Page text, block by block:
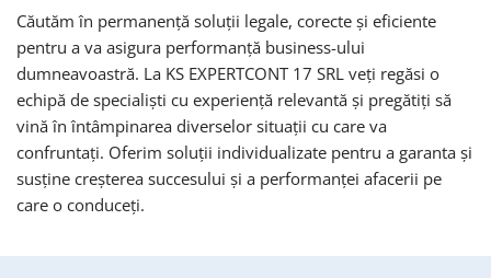
Căutăm în permanență soluții legale, corecte și eficiente
pentru a va asigura performanță business-ului
dumneavoastră. La KS EXPERTCONT 17 SRL veți regăsi o
echipă de specialiști cu experiență relevantă și pregătiți să
vină în întâmpinarea diverselor situații cu care va
confruntați. Oferim soluții individualizate pentru a garanta și
susține creșterea succesului și a performanței afacerii pe
care o conduceți.